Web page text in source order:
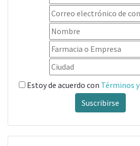
Estoy de acuerdo con Términos
Suscribirse